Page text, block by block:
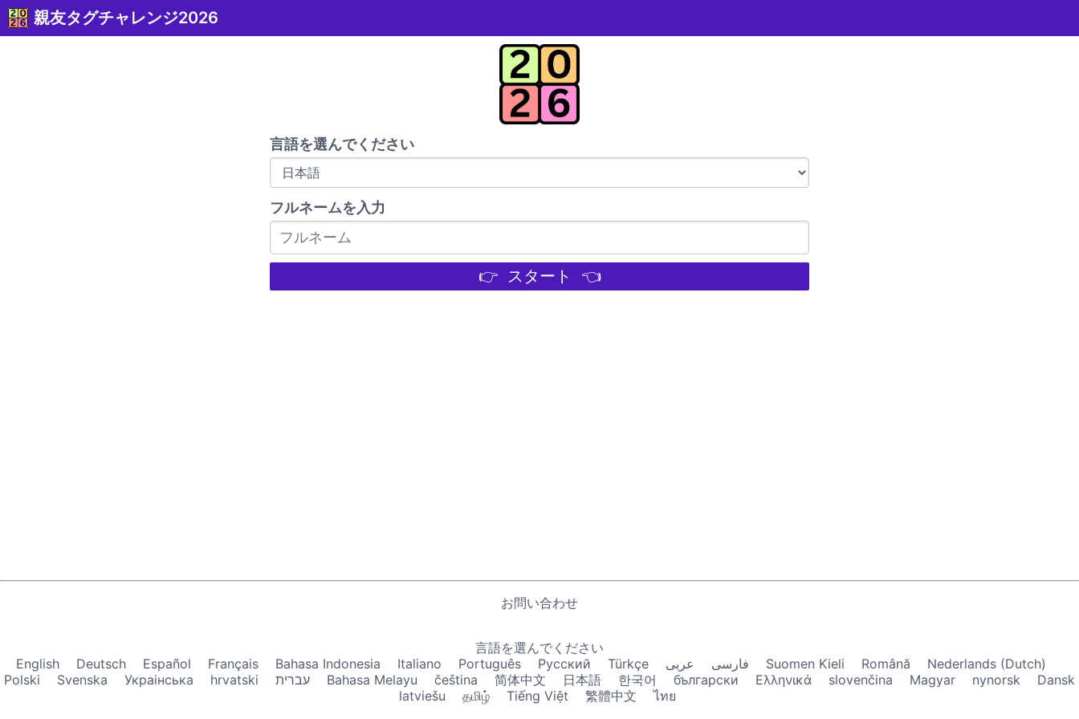
親友タグチャレンジ2026
言語を選んでください
フルネームを入力
👉 スタート 👈
お問い合わせ
言語を選んでください
English
Deutsch Español Français Bahasa Indonesia Italiano Português Русский Türkçe فارسی عربى Suomen Kieli Română
Nederlands (Dutch)
Polski
Svenska Украiнська hrvatski עברית Bahasa Melayu čeština 简体中文 日本語 한국어 български Ελληνικά slovenčina Magyar nynorsk
Dansk
latviešu
தமிழ் Tiếng Việt 繁體中文 ไทย